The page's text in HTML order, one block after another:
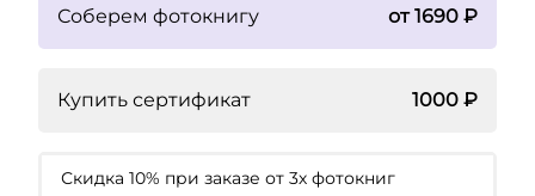
Соберем фотокнигу от 1690 ₽
Купить сертификат 1000 ₽
Скидка 10% при заказе от 3х фотокниг